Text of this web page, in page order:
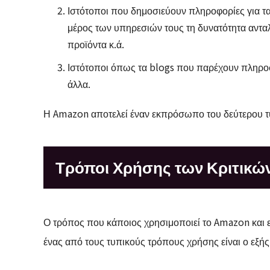
Ιστότοποι που δημοσιεύουν πληροφορίες για
μέρος των υπηρεσιών τους τη δυνατότητα
προϊόντα κ.ά.
Ιστότοποι όπως τα blogs που παρέχουν
άλλα.
Η Amazon αποτελεί έναν εκπρόσωπο του δεύτερου
Τρόποι Χρήσης των
Ο τρόπος που κάποιος χρησιμοποιεί το Amazon και
ένας από τους τυπικούς τρόπους χρήσης είναι ο